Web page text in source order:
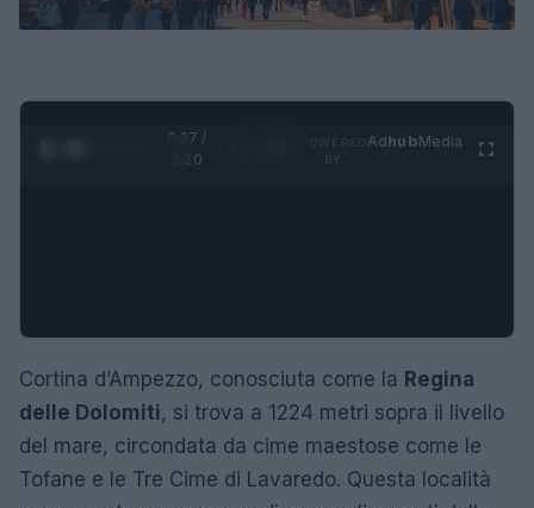
0:28 /
1:20
AdhubMedia
Cortina d’Ampezzo, conosciuta come la Regina
delle Dolomiti, si trova a 1224 metri sopra il livello
del mare, circondata da cime maestose come le
Tofane e le Tre Cime di Lavaredo. Questa località